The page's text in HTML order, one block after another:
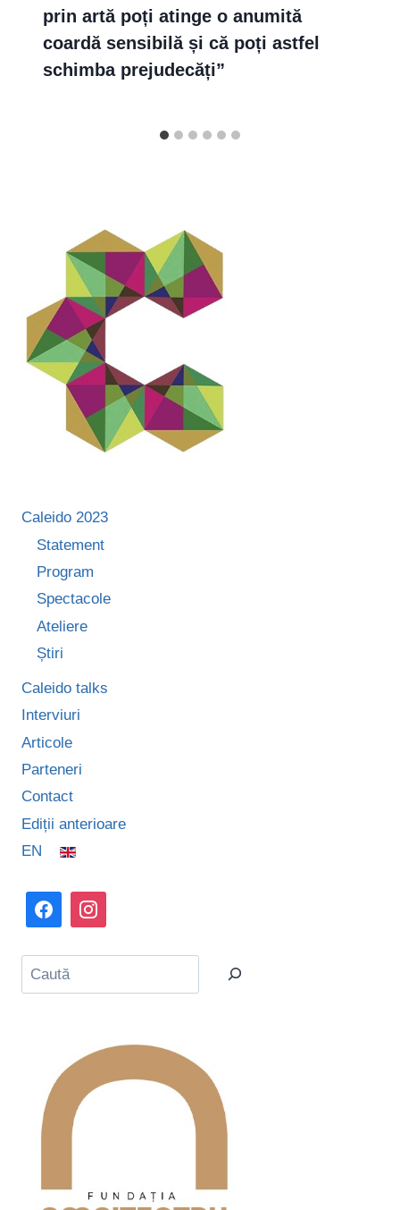
prin artă poți atinge o anumită
coardă sensibilă și că poți astfel
schimba prejudecăți”
Caleido 2023
Statement
Program
Spectacole
Ateliere
Știri
Caleido talks
Interviuri
Articole
Parteneri
Contact
Ediții anterioare
EN
Caută